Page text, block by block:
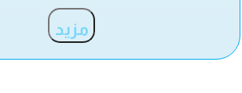
مزيد